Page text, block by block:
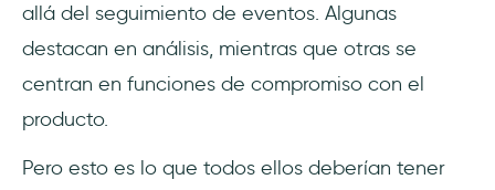
allá del seguimiento de eventos. Algunas
destacan en análisis, mientras que otras se
centran en funciones de compromiso con el
producto.
Pero esto es lo que todos ellos deberían tener